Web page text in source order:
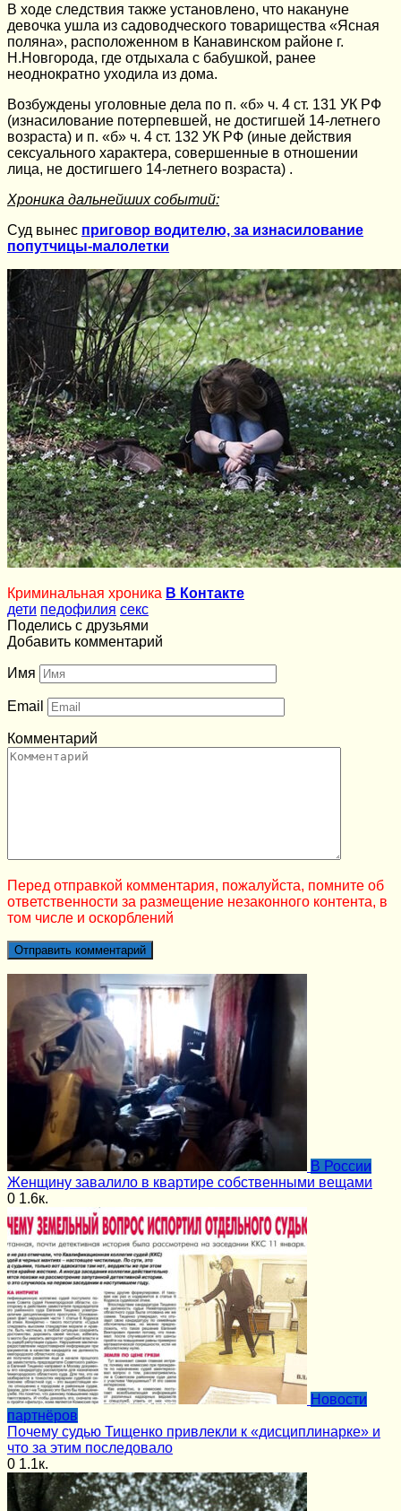
В ходе следствия также установлено, что накануне
девочка ушла из садоводческого товарищества «Ясная
поляна», расположенном в Канавинском районе г.
Н.Новгорода, где отдыхала с бабушкой, ранее
неоднократно уходила из дома.
Возбуждены уголовные дела по п. «б» ч. 4 ст. 131 УК РФ
(изнасилование потерпевшей, не достигшей 14-летнего
возраста) и п. «б» ч. 4 ст. 132 УК РФ (иные действия
сексуального характера, совершенные в отношении
лица, не достигшего 14-летнего возраста) .
Хроника дальнейших событий:
Суд вынес приговор водителю, за изнасилование
попутчицы-малолетки
Криминальная хроника В Контакте
дети педофилия секс
Поделись с друзьями
Добавить комментарий
Имя
Email
Комментарий
Перед отправкой комментария, пожалуйста, помните об
ответственности за размещение незаконного контента, в
том числе и оскорблений
В России
Женщину завалило в квартире собственными вещами
0 1.6к.
Новости
партнёров
Почему судью Тищенко привлекли к «дисциплинарке» и
что за этим последовало
0 1.1к.